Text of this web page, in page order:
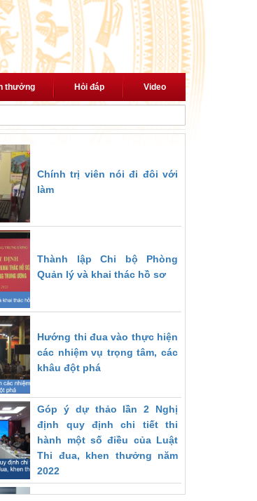
thưởng Hỏi đáp Video
Chính trị viên nói đi đôi với
làm
Thành lập Chi bộ Phòng
Quản lý và khai thác hồ sơ
Hướng thi đua vào thực hiện
các nhiệm vụ trọng tâm, các
khâu đột phá
Góp ý dự thảo lần 2 Nghị
định quy định chi tiết thi
hành một số điều của Luật
Thi đua, khen thưởng năm
2022